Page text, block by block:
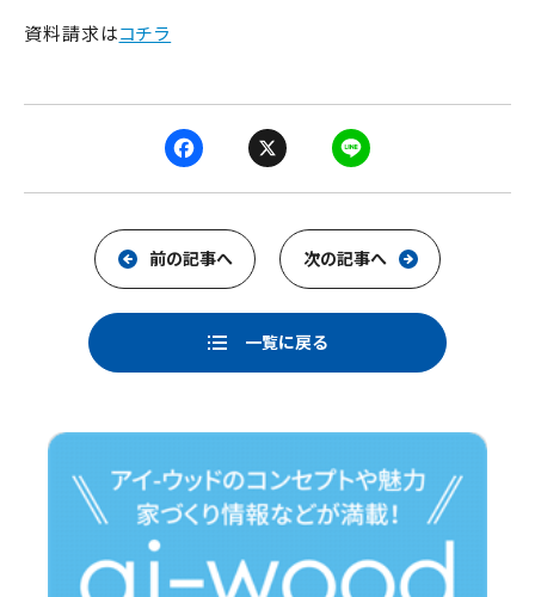
資料請求はコチラ
F
a
c
e
b
o
o
k
X
i
n
e
前の記事へ 次の記事へ
一覧に戻る